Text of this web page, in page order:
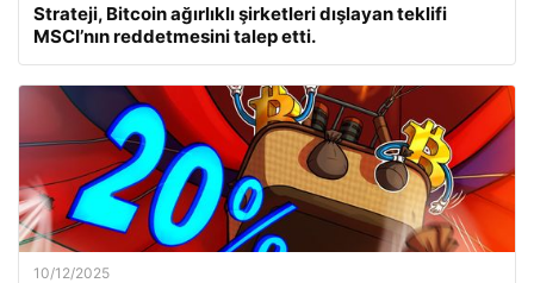
Strateji, Bitcoin ağırlıklı şirketleri dışlayan teklifi
MSCI’nın reddetmesini talep etti.
10/12/2025